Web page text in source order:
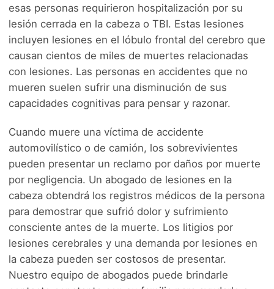
esas personas requirieron hospitalización por su
lesión cerrada en la cabeza o TBI. Estas lesiones
incluyen lesiones en el lóbulo frontal del cerebro que
causan cientos de miles de muertes relacionadas
con lesiones. Las personas en accidentes que no
mueren suelen sufrir una disminución de sus
capacidades cognitivas para pensar y razonar.
Cuando muere una víctima de accidente
automovilístico o de camión, los sobrevivientes
pueden presentar un reclamo por daños por muerte
por negligencia. Un abogado de lesiones en la
cabeza obtendrá los registros médicos de la persona
para demostrar que sufrió dolor y sufrimiento
consciente antes de la muerte. Los litigios por
lesiones cerebrales y una demanda por lesiones en
la cabeza pueden ser costosos de presentar.
Nuestro equipo de abogados puede brindarle